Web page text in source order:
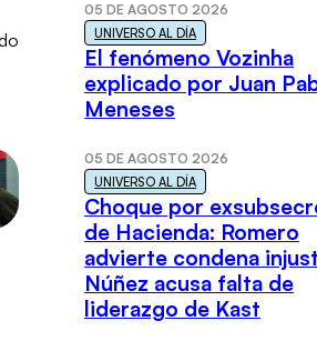
05 DE AGOSTO 2026
UNIVERSO AL DÍA
El fenómeno Vozinha
explicado por Juan
Meneses
05 DE AGOSTO 2026
UNIVERSO AL DÍA
Choque por
de Hacienda: Romero
advierte condena
Núñez acusa falta de
liderazgo de Kast